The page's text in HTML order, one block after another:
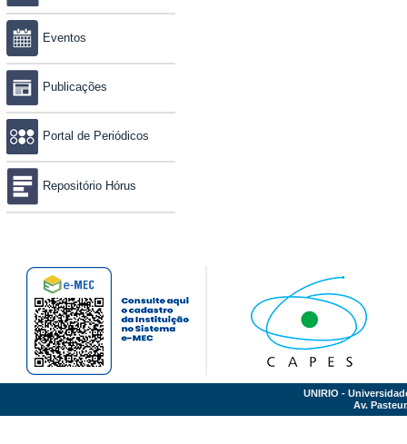
Eventos
Publicações
Portal de Periódicos
Repositório Hórus
UNIRIO -
Av.